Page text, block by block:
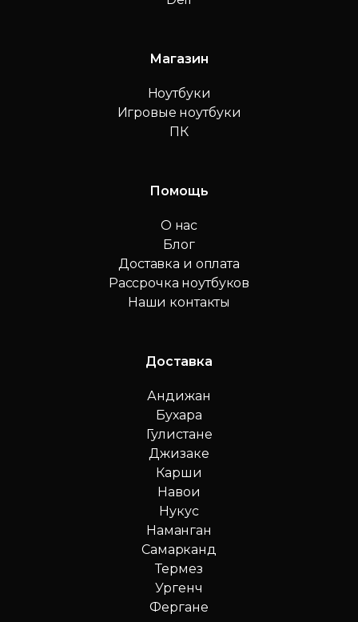
Магазин
Ноутбуки
Игровые ноутбуки
ПК
Помощь
О нас
Блог
Доставка и оплата
Рассрочка ноутбуков
Наши контакты
Доставка
Андижан
Бухара
Гулистане
Джизаке
Карши
Навои
Нукус
Наманган
Самарканд
Термез
Ургенч
Фергане